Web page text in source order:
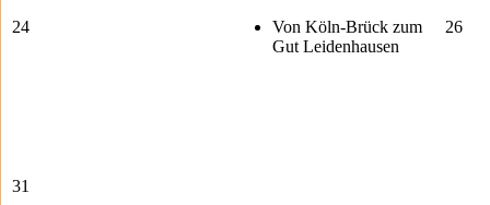
24
Von Köln-Brück zum
Gut Leidenhausen
26
31